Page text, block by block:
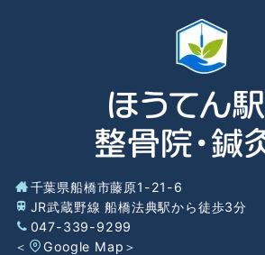
千葉県船橋市藤原1-21-6
JR武蔵野線 船橋法典駅から徒歩3分
047-339-9299
＜
Google Map ＞